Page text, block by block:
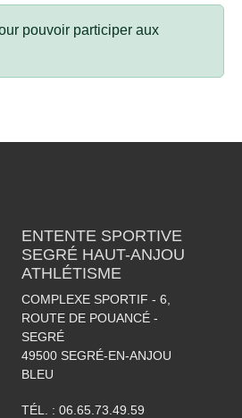
pouvoir participer aux
ENTENTE SPORTIVE
SEGRÉ HAUT-ANJOU
ATHLÉTISME
COMPLEXE SPORTIF - 6,
ROUTE DE POUANCÉ -
SEGRÉ
49500 SEGRÉ-EN-ANJOU
BLEU
TÉL. : 06.65.73.49.59